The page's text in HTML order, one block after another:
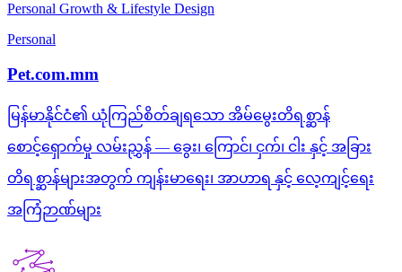
Personal Growth & Lifestyle Design
Personal
Pet.com.mm
မြန်မာနိုင်ငံ၏ ယုံကြည်စိတ်ချရသော အိမ်မွေးတိရစ္ဆာန်
စောင့်ရှောက်မှု လမ်းညွှန် — ခွေး၊ ကြောင်၊ ငှက်၊ ငါး နှင့် အခြား
တိရစ္ဆာန်များအတွက် ကျန်းမာရေး၊ အာဟာရ နှင့် လေ့ကျင့်ရေး
အကြံဉာဏ်များ